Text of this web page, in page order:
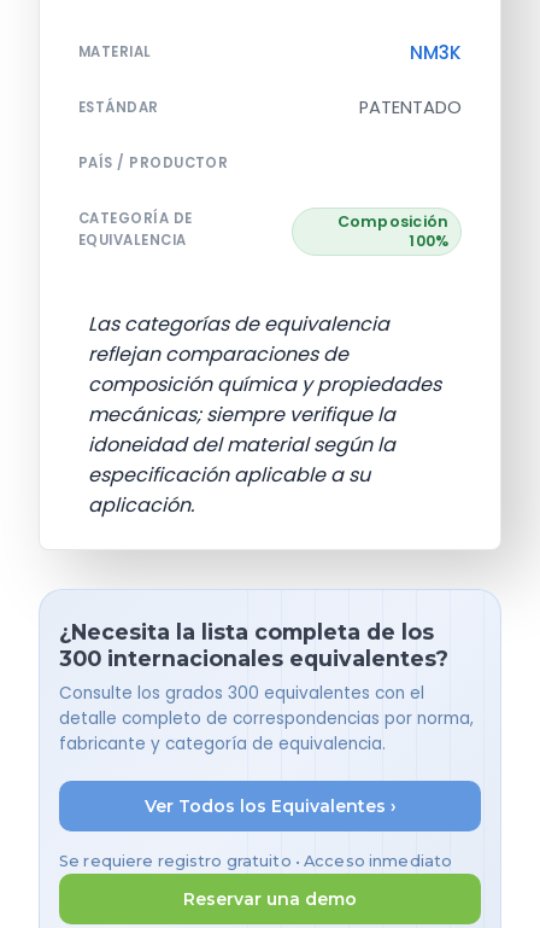
MATERIAL NM3K
ESTÁNDAR PATENTADO
PAÍS / PRODUCTOR
CATEGORÍA DE
EQUIVALENCIA
Composición
100%
Las categorías de equivalencia
reflejan comparaciones de
composición química y propiedades
mecánicas; siempre verifique la
idoneidad del material según la
especificación aplicable a su
aplicación.
¿Necesita la lista completa de los
300 internacionales equivalentes?
Consulte los grados 300 equivalentes con el
detalle completo de correspondencias por norma,
fabricante y categoría de equivalencia.
Ver Todos los Equivalentes ›
Se requiere registro gratuito • Acceso inmediato
Reservar una demo